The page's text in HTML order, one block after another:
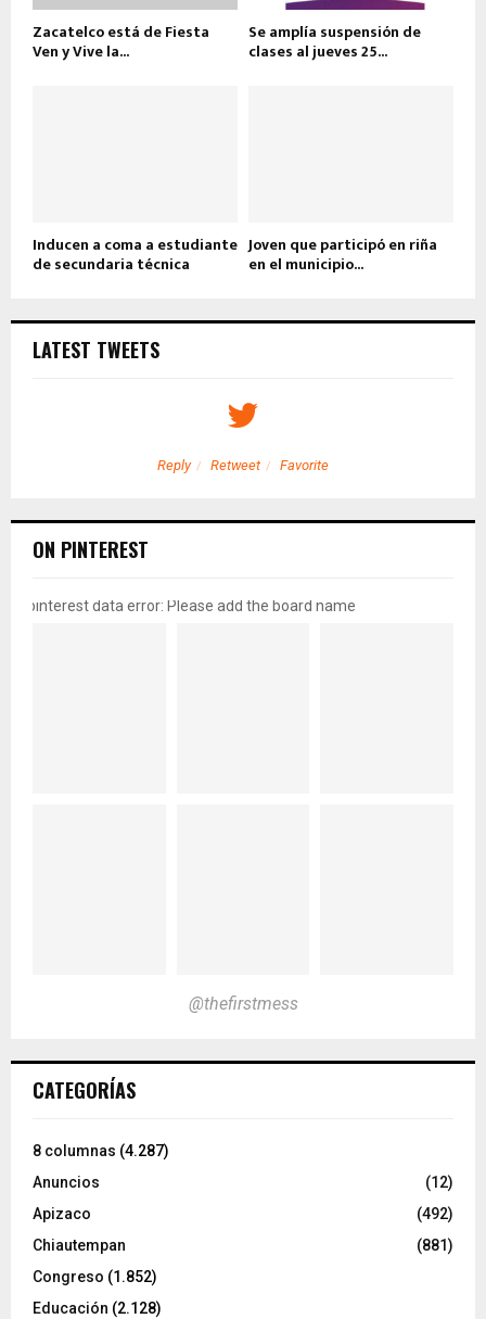
Zacatelco está de Fiesta
Ven y Vive la...
Se amplía suspensión de
clases al jueves 25...
Inducen a coma a estudiante
de secundaria técnica
Joven que participó en riña
en el municipio...
LATEST TWEETS
Reply Retweet Favorite
ON PINTEREST
pinterest data error: Please add the board name
@thefirstmess
CATEGORÍAS
8 columnas (4.287)
Anuncios
(12)
Apizaco
(492)
Chiautempan
(881)
Congreso (1.852)
Educación (2.128)